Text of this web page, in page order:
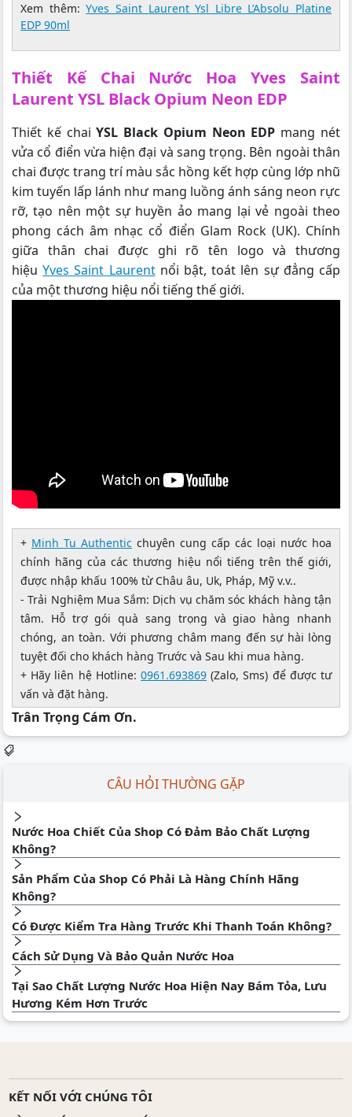
Xem thêm:Yves Saint Laurent Ysl Libre L’Absolu Platine
EDP 90ml
Thiết Kế Chai Nước Hoa Yves Saint
Laurent YSL Black Opium Neon EDP
Thiết kế chaiYSL Black Opium Neon EDP mang nét
vửa cổ điển vừa hiện đại và sang trọng. Bên ngoài thân
chai được trang trí màu sắc hồng kết hợp cùng lớp nhũ
kim tuyến lấp lánh như mang luồng ánh sáng neon rực
rỡ, tạo nên một sự huyền ảo mang lại vẻ ngoài theo
phong cách âm nhạc cổ điển Glam Rock (UK). Chính
giữa thân chai được ghi rõ tên logo và thương
hiệuYves Saint Laurentnổi bật, toát lên sự đẳng cấp
của một thương hiệu nổi tiếng thế giới.
+ Minh Tu Authentic chuyên cung cấp các loại nước hoa
chính hãng của các thương hiệu nổi tiếng trên thế giới,
được nhập khấu 100% từ Châu âu, Uk, Pháp, Mỹ v.v..
- Trải Nghiệm Mua Sắm: Dịch vụ chăm sóc khách hàng tận
tâm. Hỗ trợ gói quà sang trọng và giao hàng nhanh
chóng, an toàn. Với phương châm mang đến sự hài lòng
tuyệt đối cho khách hàng Trước và Sau khi mua hàng.
+ Hãy liên hệ Hotline: 0961.693869 (Zalo, Sms) để được tư
vấn và đặt hàng.
Trân Trọng Cám Ơn.
CÂU HỎI THƯỜNG GẶP
Nước Hoa Chiết Của Shop Có Đảm Bảo Chất Lượng
Không?
Sản Phẩm Của Shop Có Phải Là Hàng Chính Hãng
Không?
Có Được Kiểm Tra Hàng Trước Khi Thanh Toán Không?
Cách Sử Dụng Và Bảo Quản Nước Hoa
Tại Sao Chất Lượng Nước Hoa Hiện Nay Bám Tỏa, Lưu
Hương Kém Hơn Trước
KẾT NỐI VỚI CHÚNG TÔI